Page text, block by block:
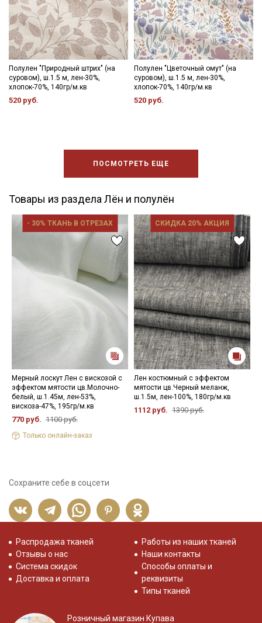
Полулен "Природный штрих" (на
суровом), ш.1.5 м, лен-30%,
хлопок-70%, 140гр/м.кв
520 руб.
Полулен "Цветочный омут" (на
суровом), ш.1.5 м, лен-30%,
хлопок-70%, 140гр/м.кв
520 руб.
ПОСМОТРЕТЬ ЕЩЕ
Товары из раздела Лён и полулён
- 30% ТКАНЬ В ОТРЕЗАХ
Мерный лоскут Лен с вискозой с
эффектом мятости цв.Молочно-
белый, ш.1.45м, лен-53%,
вискоза-47%, 195гр/м.кв
770 руб. 1100 руб.
Только онлайн-заказ
СКИДКА 20% АКЦИЯ
Лен костюмный с эффектом
мятости цв.Черный меланж,
ш.1.5м, лен-100%, 180гр/м.кв
1112 руб. 1390 руб.
Сохраните себе в соцсети
Распродажа тканей
Отзывы о нас
Система скидок
Доставка и оплата
Работы из наших тканей
Наши контакты
Способы оплаты и
реквизиты
Типы тканей
Розничный магазин Купава